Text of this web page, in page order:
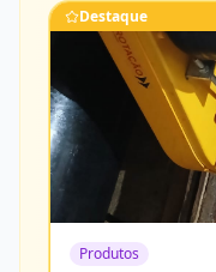
Destaque
Produtos